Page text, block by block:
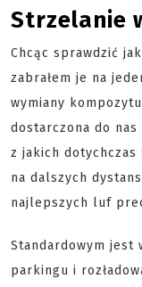
Strzelanie
Chcąc sprawdzić
zabrałem je na
wymiany
dostarczona do
z jakich dotychczas
na dalszych
najlepszych luf
Standardowym jest
parkingu i